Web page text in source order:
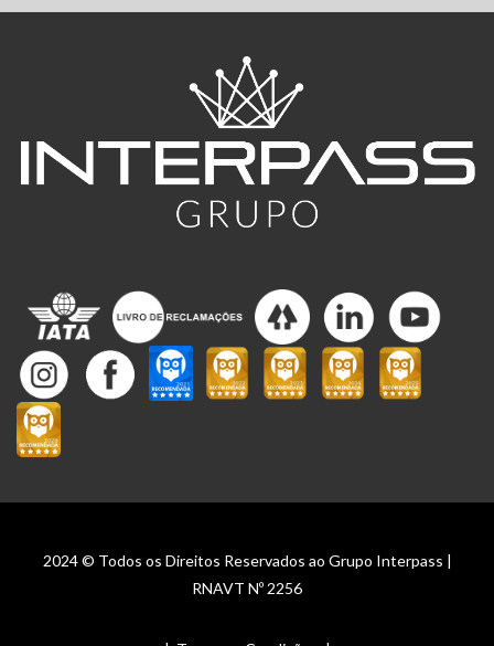
2024 © Todos os Direitos Reservados ao Grupo Interpass |
RNAVT Nº 2256